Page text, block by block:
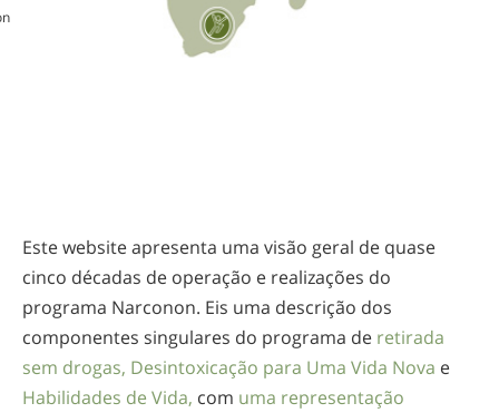
Este website apresenta uma visão geral de quase
cinco décadas de operação e realizações do
programa Narconon. Eis uma descrição dos
componentes singulares do programa de retirada
sem drogas, Desintoxicação para Uma Vida Nova e
Habilidades de Vida, com uma representação